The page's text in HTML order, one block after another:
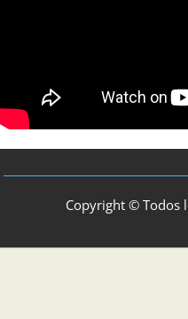
Copyright © Todos